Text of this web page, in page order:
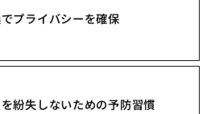
プライバシーを確保
紛失しないための予防習慣